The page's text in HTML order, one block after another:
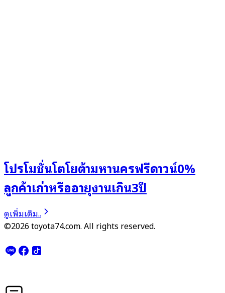
โปรโมชั่นโตโยต้ามหานครฟรีดาวน์0%
ลูกค้าเก่าหรืออายุงานเกิน3ปี
ดูเพิ่มเติม..
©2026 toyota74.com. All rights reserved.